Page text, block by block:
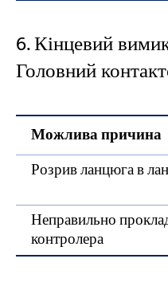
6. Кінцевий
Головний
Можлива причина
Розрив ланцюга в
Неправильно
контролера